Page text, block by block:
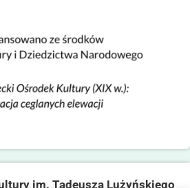
im. Tadeusza Lużyńskiego